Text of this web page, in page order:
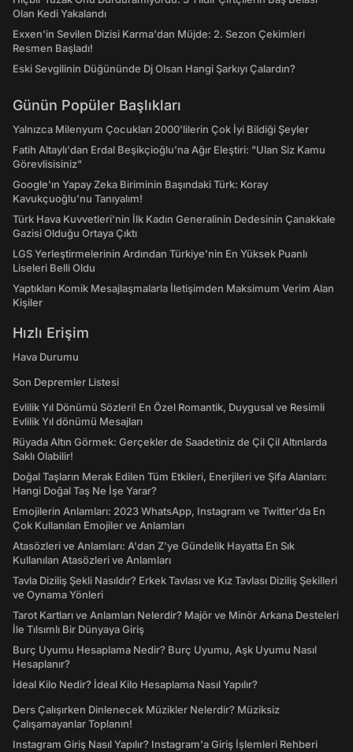
Olan Kedi Yakalandı
Exxen'in Sevilen Dizisi Karma'dan Müjde: 2. Sezon Çekimleri
Resmen Başladı!
Eski Sevgilinin Düğününde Dj Olsan Hangi Şarkıyı Çalardın?
Günün Popüler Başlıkları
Yalnızca Milenyum Çocukları 2000'lilerin Çok İyi Bildiği Şeyler
Fatih Altaylı'dan Erdal Beşikçioğlu'na Ağır Eleştiri: "Ulan Siz Kamu
Görevlisisiniz"
Google'ın Yapay Zeka Biriminin Başındaki Türk: Koray
Kavukçuoğlu'nu Tanıyalım!
Türk Hava Kuvvetleri'nin İlk Kadın Generalinin Dedesinin Çanakkale
Gazisi Olduğu Ortaya Çıktı
LGS Yerleştirmelerinin Ardından Türkiye'nin En Yüksek Puanlı
Liseleri Belli Oldu
Yaptıkları Komik Mesajlaşmalarla İletişimden Maksimum Verim Alan
Kişiler
Hızlı Erişim
Hava Durumu
Son Depremler Listesi
Evlilik Yıl Dönümü Sözleri! En Özel Romantik, Duygusal ve Resimli
Evlilik Yıl dönümü Mesajları
Rüyada Altın Görmek: Gerçekler de Saadetiniz de Çil Çil Altınlarda
Saklı Olabilir!
Doğal Taşların Merak Edilen Tüm Etkileri, Enerjileri ve Şifa Alanları:
Hangi Doğal Taş Ne İşe Yarar?
Emojilerin Anlamları: 2023 WhatsApp, Instagram ve Twitter'da En
Çok Kullanılan Emojiler ve Anlamları
Atasözleri ve Anlamları: A'dan Z'ye Gündelik Hayatta En Sık
Kullanılan Atasözleri ve Anlamları
Tavla Diziliş Şekli Nasıldır? Erkek Tavlası ve Kız Tavlası Diziliş Şekilleri
ve Oynama Yönleri
Tarot Kartları ve Anlamları Nelerdir? Majör ve Minör Arkana Desteleri
İle Tılsımlı Bir Dünyaya Giriş
Burç Uyumu Hesaplama Nedir? Burç Uyumu, Aşk Uyumu Nasıl
Hesaplanır?
İdeal Kilo Nedir? İdeal Kilo Hesaplama Nasıl Yapılır?
Ders Çalışırken Dinlenecek Müzikler Nelerdir? Müziksiz
Çalışamayanlar Toplanın!
Instagram Giriş Nasıl Yapılır? Instagram'a Giriş İşlemleri Rehberi